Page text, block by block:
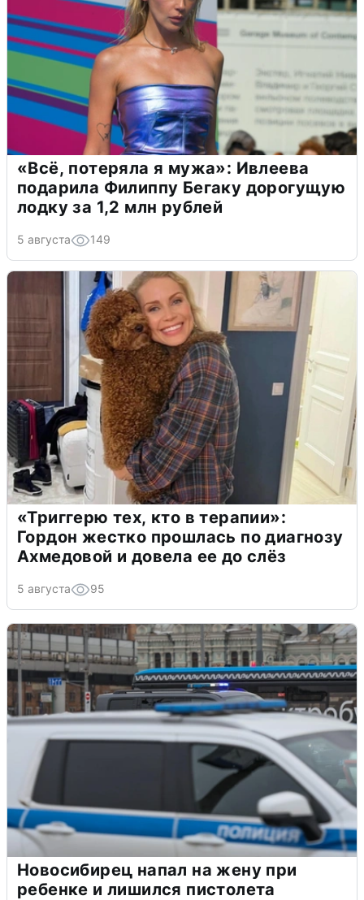
«Всё, потеряла я мужа»: Ивлеева
подарила Филиппу Бегаку дорогущую
лодку за 1,2 млн рублей
5 августа 149
«Триггерю тех, кто в терапии»:
Гордон жестко прошлась по диагнозу
Ахмедовой и довела ее до слёз
5 августа 95
Новосибирец напал на жену при
ребенке и лишился пистолета